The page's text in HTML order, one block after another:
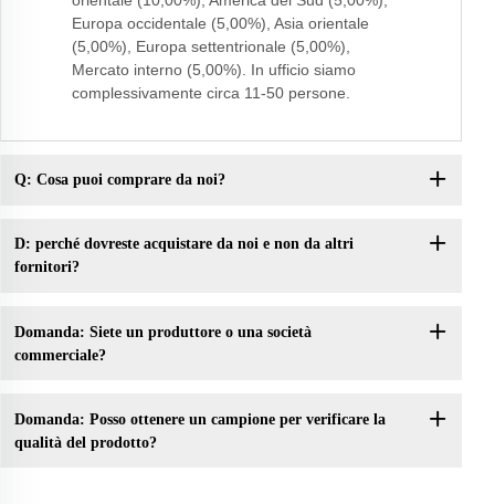
Europa occidentale (5,00%), Asia orientale
(5,00%), Europa settentrionale (5,00%),
Mercato interno (5,00%). In ufficio siamo
complessivamente circa 11-50 persone.
Q: Cosa puoi comprare da noi?
D: perché dovreste acquistare da noi e non da altri
fornitori?
Domanda: Siete un produttore o una società
commerciale?
Domanda: Posso ottenere un campione per verificare la
qualità del prodotto?